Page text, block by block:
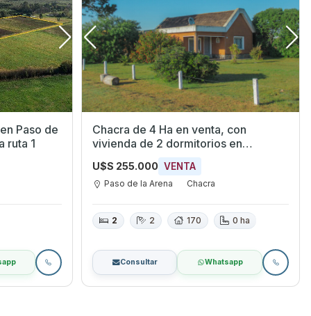
Paso de
ruta 1
Chacra de 4 Ha en venta, con
vivienda de 2 dormitorios en
Montevideo Oeste
U$S 255.000 VENTA
Paso de la Arena Chacra
2 2 170 0 ha
Consultar Whatsapp